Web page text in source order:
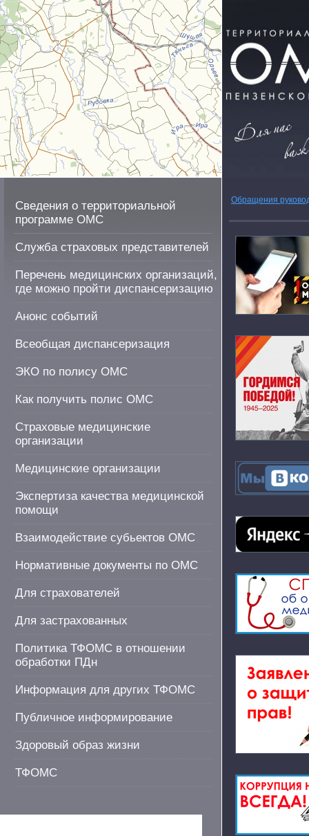
Сведения о территориальной
программе ОМС
Служба страховых представителей
Перечень медицинских организаций,
где можно пройти диспансеризацию
Анонс событий
Всеобщая диспансеризация
ЭКО по полису ОМС
Как получить полис ОМС
Страховые медицинские
организации
Медицинские организации
Экспертиза качества медицинской
помощи
Взаимодействие субьектов ОМС
Нормативные документы по ОМС
Для страхователей
Для застрахованных
Политика ТФОМС в отношении
обработки ПДн
Информация для других ТФОМС
Публичное информирование
Здоровый образ жизни
ТФОМС
Обращения